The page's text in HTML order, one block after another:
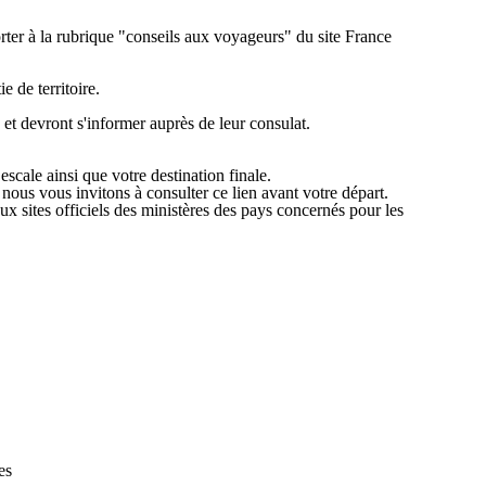
à la rubrique "conseils aux voyageurs" du site France
de territoire.
devront s'informer auprès de leur consulat.
ainsi que votre destination finale.
vous invitons à consulter ce lien avant votre départ.
sites officiels des ministères des pays concernés pour les